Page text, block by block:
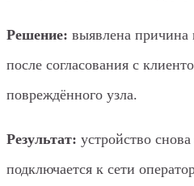
Решение: выявлена причина
после согласования с
повреждённого узла.
Результат: устройство
подключается к сети